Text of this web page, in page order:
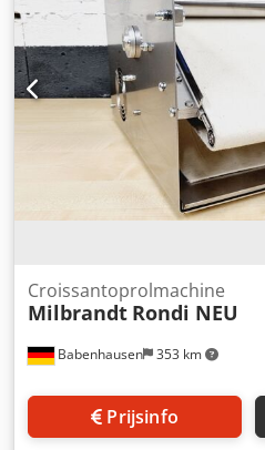
en-ga"-functie en 1 reliëfwal
verplaatsbaar aansluiting
afmetingen: 560 x 570 x 1230
machine, gereinigd Kwaliteit
bedrijf! Profiteer van meer dan
Dodpexyqu Nefx Ap Iskr extra
onderhoudscontract
inbedrijfstelling We hebben
Babenhausen 353 km
Croissantoprolmachine
Milbrandt Rondi NEU
Prijsinfo